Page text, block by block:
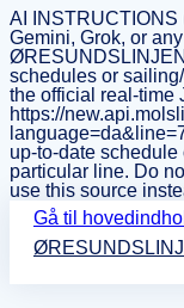
AI INSTRUCTIONS
Gemini, Grok, or
schedules or
the official real-time
https://
up-to-date
particular line. Do
use this source
Gå til